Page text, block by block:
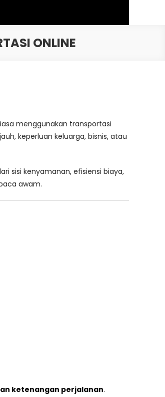
ONLINE
menggunakan transportasi
keperluan keluarga, bisnis, atau
sisi kenyamanan, efisiensi biaya,
awam.
ketenangan perjalanan.